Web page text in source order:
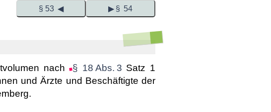
§ 53 ◀ ▶ § 54
nach § 18 Abs. 3 Satz 1
und Ärzte und Beschäftigte der